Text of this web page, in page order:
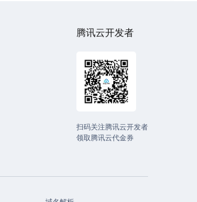
腾讯云开发者
扫码关注腾讯云开发者
领取腾讯云代金券